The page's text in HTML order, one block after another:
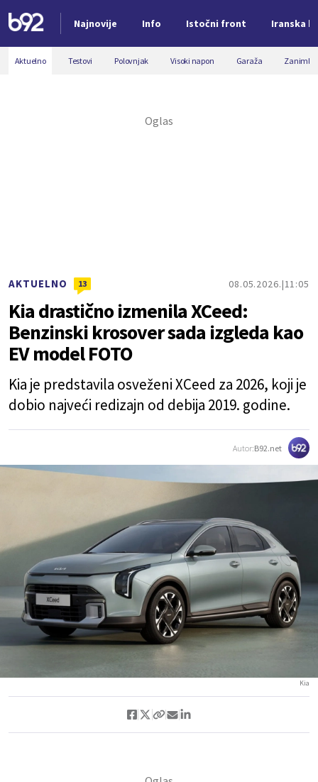
Najnovije Info Istočni front Iranska
Nova vest
Aktuelno Testovi Polovnjak Visoki napon Garaža
AKTUELNO 13 08.05.2026. 11:05
Kia drastično izmenila XCeed:
Benzinski krosover sada izgleda kao
EV model FOTO
Kia je predstavila osveženi XCeed za 2026, koji je
dobio najveći redizajn od debija 2019. godine.
Autor:B92.net
Kia